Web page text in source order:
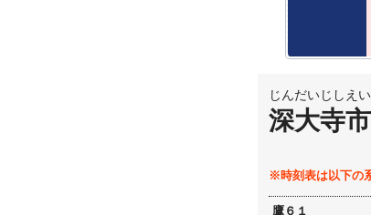
じんだいじしえ
深大寺
※時刻表は以下の
鷹６１